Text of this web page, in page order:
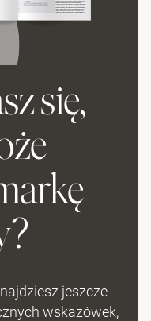
się,
jeszcze
wskazówek,